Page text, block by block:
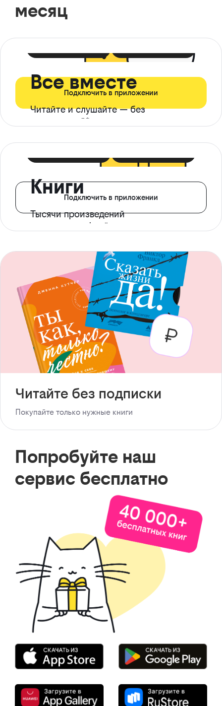
месяц
Все вместе
Читайте и слушайте — без
ограничений*
Подключить в приложении
Книги
Тысячи произведений
с доступом офлайн
Подключить в приложении
Читайте без подписки
Покупайте только нужные книги
Попробуйте наш
сервис бесплатно